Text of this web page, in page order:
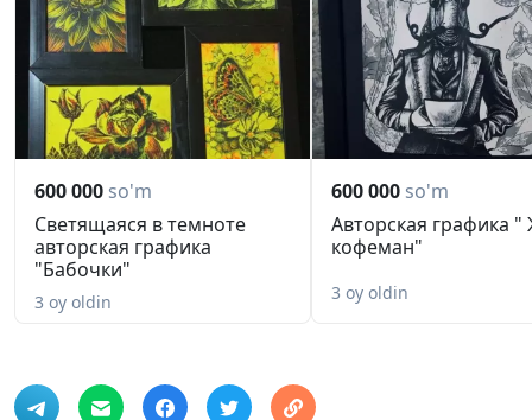
600 000 so'm
Светящаяся в темноте
авторская графика
"Бабочки"
3 oy oldin
600 000 so'm
Авторская графика "
кофеман"
3 oy oldin